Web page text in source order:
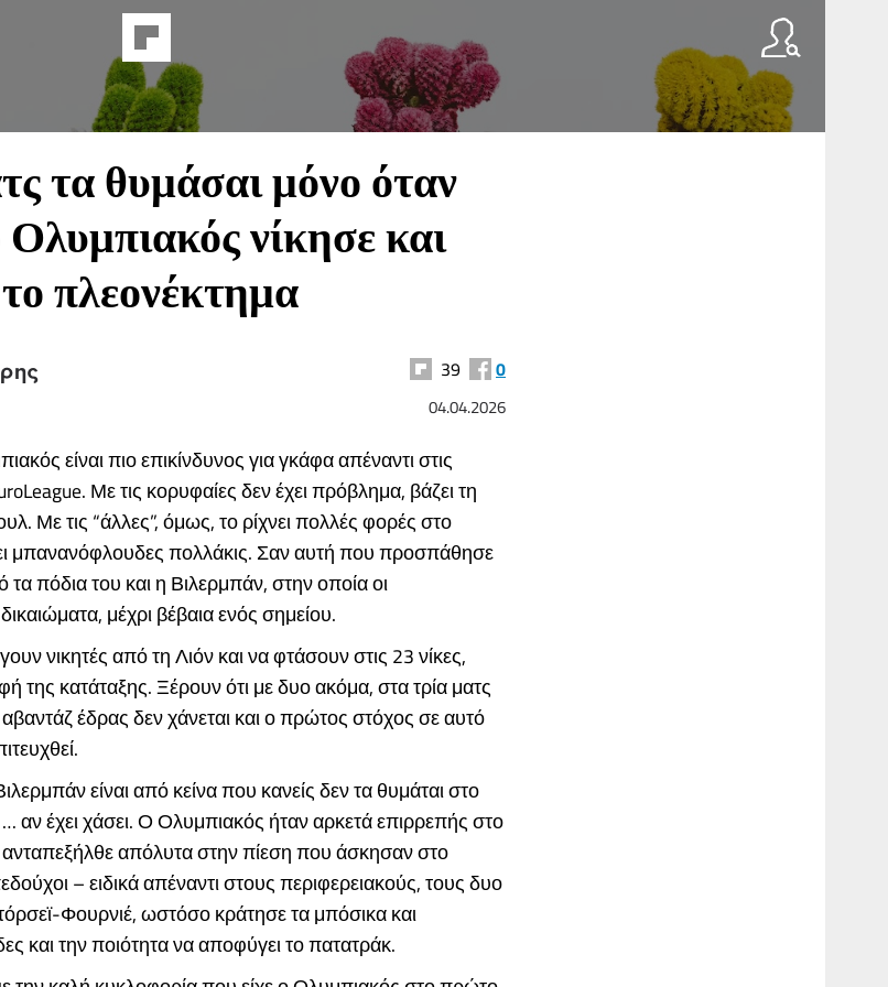
τα θυμάσαι μόνο όταν
Ολυμπιακός νίκησε και
πλεονέκτημα
39 0
04.04.2026
είναι πιο επικίνδυνος για γκάφα απέναντι στις
Με τις κορυφαίες δεν έχει πρόβλημα, βάζει τη
Με τις “άλλες”, όμως, το ρίχνει πολλές φορές στο
μπανανόφλουδες πολλάκις. Σαν αυτή που προσπάθησε
πόδια του και η Βιλερμπάν, στην οποία οι
μέχρι βέβαια ενός σημείου.
νικητές από τη Λιόν και να φτάσουν στις 23 νίκες,
της κατάταξης. Ξέρουν ότι με δυο ακόμα, στα τρία ματς
έδρας δεν χάνεται και ο πρώτος στόχος σε αυτό
είναι από κείνα που κανείς δεν τα θυμάται στο
αν έχει χάσει. Ο Ολυμπιακός ήταν αρκετά επιρρεπής στο
απόλυτα στην πίεση που άσκησαν στο
– ειδικά απέναντι στους περιφερειακούς, τους δυο
Φουρνιέ, ωστόσο κράτησε τα μπόσικα και
και την ποιότητα να αποφύγει το πατατράκ.